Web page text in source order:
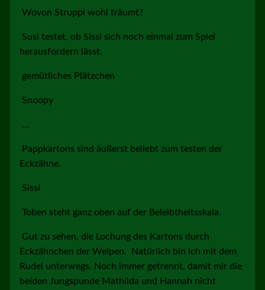
Wovon Struppi wohl träumt?
Susi testet, ob Sissi sich noch einmal zum Spiel
herausfordern lässt.
gemütliches Plätzchen
Snoopy
…
Pappkartons sind äußerst beliebt zum testen der
Eckzähne.
Sissi
Toben steht ganz oben auf der Beleibtheitsskala.
Gut zu sehen, die Lochung des Kartons durch
Eckzähnchen der Welpen.
Natürlich bin ich mit dem
Rudel unterwegs. Noch immer getrennt, damit mir die
beiden Jungspunde Mathilda und Hannah nicht